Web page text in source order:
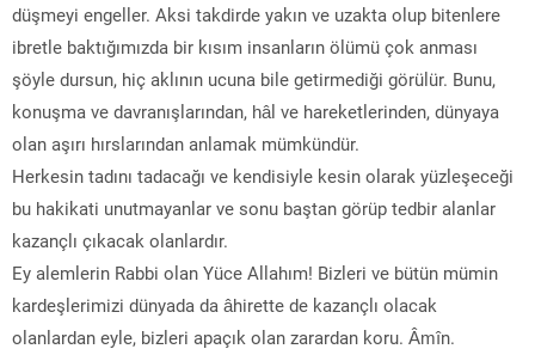
düşmeyi engeller. Aksi takdirde yakın ve uzakta olup bitenlere
ibretle baktığımızda bir kısım insanların ölümü çok anması
şöyle dursun, hiç aklının ucuna bile getirmediği görülür. Bunu,
konuşma ve davranışlarından, hâl ve hareketlerinden, dünyaya
olan aşırı hırslarından anlamak mümkündür.
Herkesin tadını tadacağı ve kendisiyle kesin olarak yüzleşeceği
bu hakikati unutmayanlar ve sonu baştan görüp tedbir alanlar
kazançlı çıkacak olanlardır.
Ey alemlerin Rabbi olan Yüce Allahım! Bizleri ve bütün mümin
kardeşlerimizi dünyada da âhirette de kazançlı olacak
olanlardan eyle, bizleri apaçık olan zarardan koru. Âmîn.